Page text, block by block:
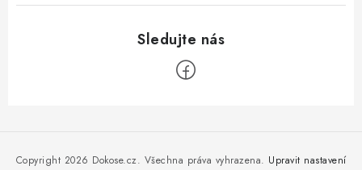
Copyright 2026 Dokose.cz. Všechna práva vyhrazena. Upravit nastavení